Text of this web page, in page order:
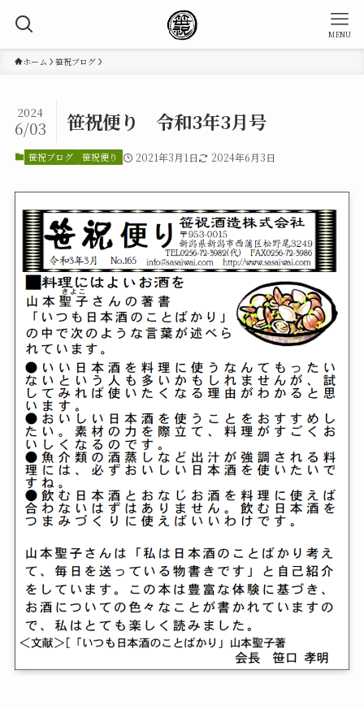
MENU
ホーム 笹祝ブログ
笹祝便り 令和3年3月号
2024
6/03
笹祝ブログ 笹祝便り 2021年3月1日 2024年6月3日